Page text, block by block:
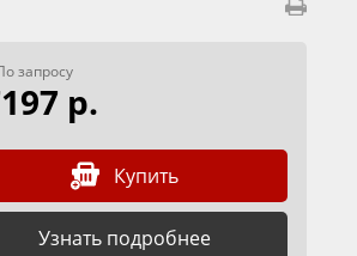
запросу
р.
Купить
Узнать подробнее